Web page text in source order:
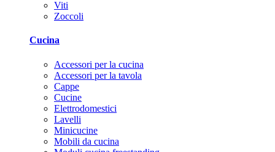
Viti
Zoccoli
Cucina
Accessori per la cucina
Accessori per la tavola
Cappe
Cucine
Elettrodomestici
Lavelli
Minicucine
Mobili da cucina